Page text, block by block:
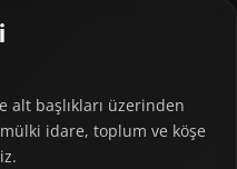
alt başlıkları üzerinden
idare, toplum ve köşe